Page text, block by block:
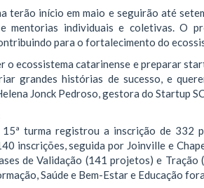
terão início em maio e seguirão até
e mentorias individuais e coletivas. O
para o fortalecimento do
ecossistema catarinense e preparar
grandes histórias de sucesso, e
Jonck Pedroso, gestora do Startup
turma registrou a inscrição de 332
inscrições, seguida por Joinville e
de Validação (141 projetos) e
Saúde e Bem-Estar e Educação